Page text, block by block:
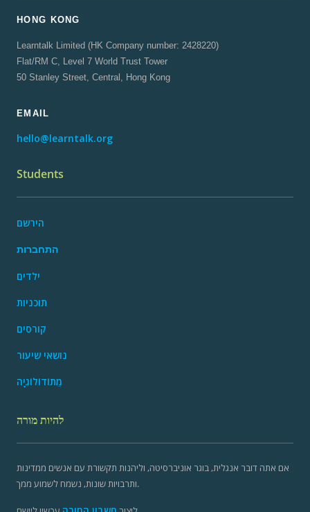
HONG KONG
Learntalk Limited (HK Company number: 2428220)
Flat/RM C, Level 7 World Trust Tower
50 Stanley Street, Central, Hong Kong
EMAIL
hello@learntalk.org
Students
הירשם
התחברות
ילדים
תוכניות
קורסים
נושאי שיעור
מֵתוֹדוֹלוֹגִיָה
להיות מורה
אם אתה דובר אנגלית, בוגר אוניברסיטה, וליהנות תקשורת עם אנשים ממדינות
ותרבויות שונות, נשמח לשמוע ממך.